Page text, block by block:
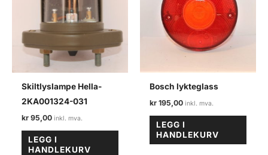
Skiltlyslampe Hella-
2KA001324-031
kr 95,00
LEGG I
HANDLEKURV
Bosch lykteglass
kr 195,00
LEGG I
HANDLEKURV